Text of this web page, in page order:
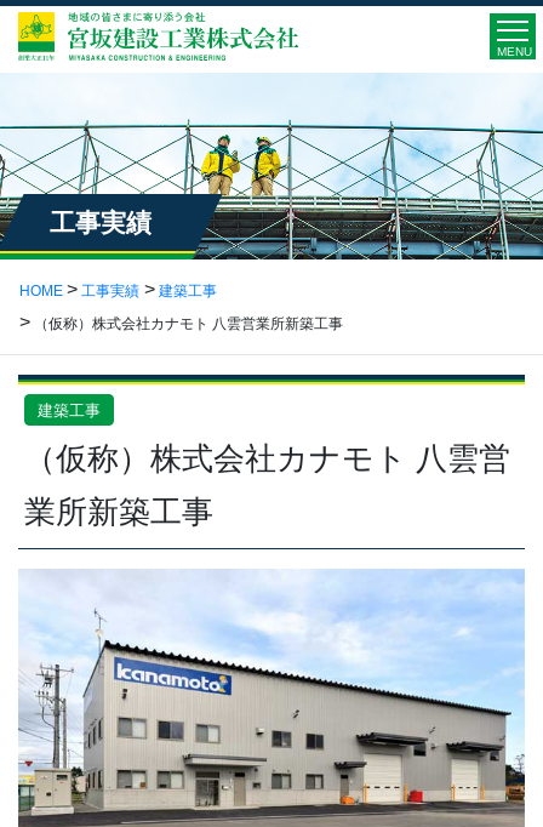
MENU
工事実績
HOME 工事実績
建築工事
（仮称）株式会社カナモト 八雲営業所新築工事
建築工事
（仮称）株式会社カナモト 八雲営
業所新築工事